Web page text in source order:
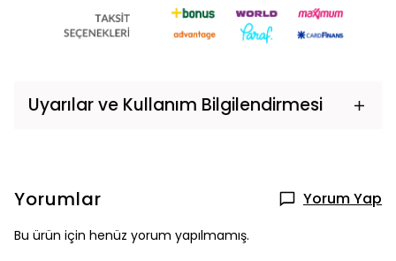
Uyarılar ve Kullanım Bilgilendirmesi
Yorumlar Yorum Yap
Bu ürün için henüz yorum yapılmamış.